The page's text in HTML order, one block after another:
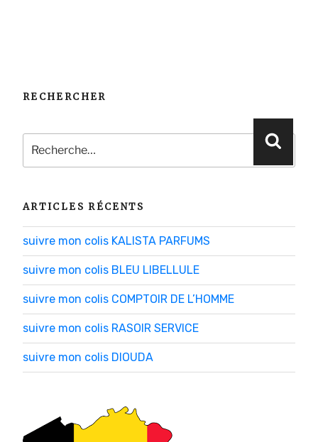
RECHERCHER
pour
:
ARTICLES RÉCENTS
suivre mon colis KALISTA PARFUMS
suivre mon colis BLEU LIBELLULE
suivre mon colis COMPTOIR DE L’HOMME
suivre mon colis RASOIR SERVICE
suivre mon colis DIOUDA